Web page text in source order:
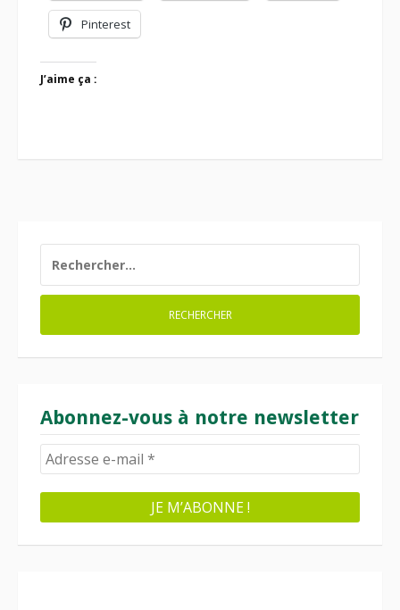
Pinterest
J’aime ça :
Abonnez-vous à notre newsletter